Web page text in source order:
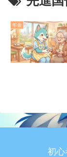
年金
初心